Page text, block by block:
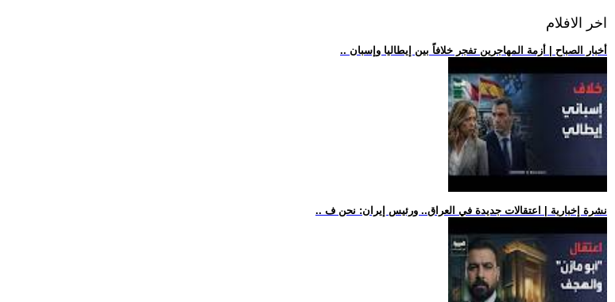
اخر الافلام
.. أخبار الصباح | أزمة المهاجرين تفجر خلافاً بين إيطاليا وإسبان
.. نشرة إخبارية | اعتقالات جديدة في العراق.. ورئيس إيران: نحن ف